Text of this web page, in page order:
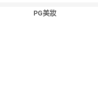
PG美妝